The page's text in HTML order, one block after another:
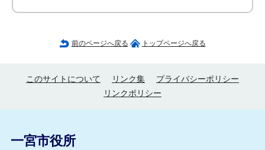
前のページへ戻る トップページへ戻る
このサイトについて リンク集
プライバシーポリシー
リンクポリシー
一宮市役所